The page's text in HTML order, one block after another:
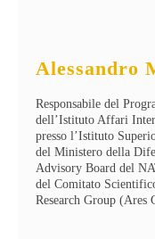
Alessandro
Responsabile del
dell’Istituto Affari
presso l’Istituto
del Ministero della
Advisory Board del
del Comitato
Research Group (Ares